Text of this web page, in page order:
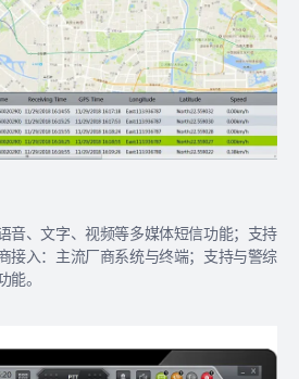
音、文字、视频等多媒体短信功能；支持
接入：主流厂商系统与终端；支持与警综
能。